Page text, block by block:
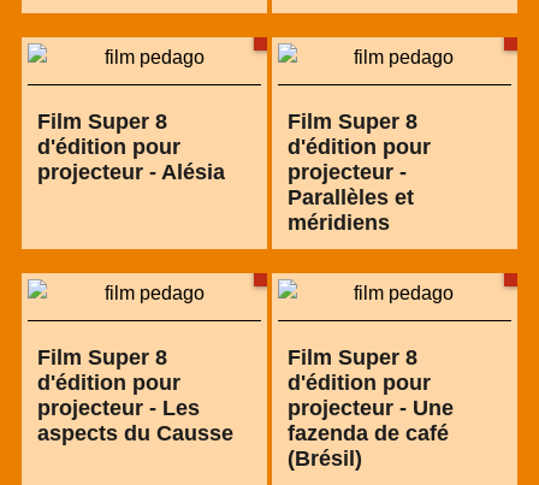
Film Super 8
d'édition pour
projecteur - Alésia
Film Super 8
d'édition pour
projecteur -
Parallèles et
méridiens
Film Super 8
d'édition pour
projecteur - Les
aspects du Causse
Film Super 8
d'édition pour
projecteur - Une
fazenda de café
(Brésil)